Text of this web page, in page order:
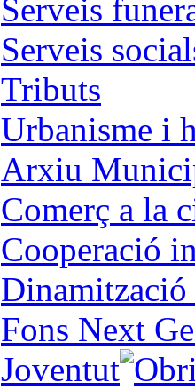
Serveis
Serveis
Tributs
Urbanisme i
Arxiu
Comerç a la
Cooperació
Dinamització
Fons Next
Joventut